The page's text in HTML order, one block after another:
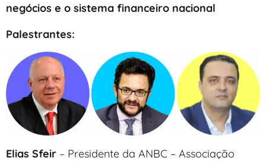
negócios e o sistema financeiro nacional
Palestrantes:
Elias Sfeir – Presidente da ANBC – Associação